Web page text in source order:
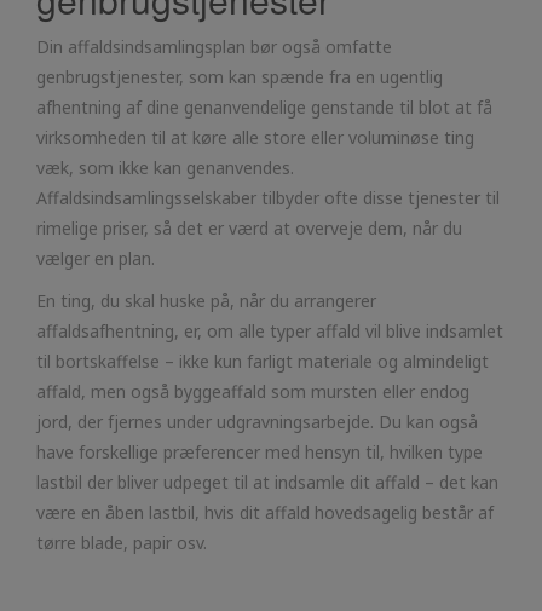
Din affaldsindsamlingsplan bør også omfatte
genbrugstjenester, som kan spænde fra en ugentlig
afhentning af dine genanvendelige genstande til blot at få
virksomheden til at køre alle store eller voluminøse ting
væk, som ikke kan genanvendes.
Affaldsindsamlingsselskaber tilbyder ofte disse tjenester til
rimelige priser, så det er værd at overveje dem, når du
vælger en plan.
En ting, du skal huske på, når du arrangerer
affaldsafhentning, er, om alle typer affald vil blive indsamlet
til bortskaffelse – ikke kun farligt materiale og almindeligt
affald, men også byggeaffald som mursten eller endog
jord, der fjernes under udgravningsarbejde. Du kan også
have forskellige præferencer med hensyn til, hvilken type
lastbil der bliver udpeget til at indsamle dit affald – det kan
være en åben lastbil, hvis dit affald hovedsagelig består af
tørre blade, papir osv.